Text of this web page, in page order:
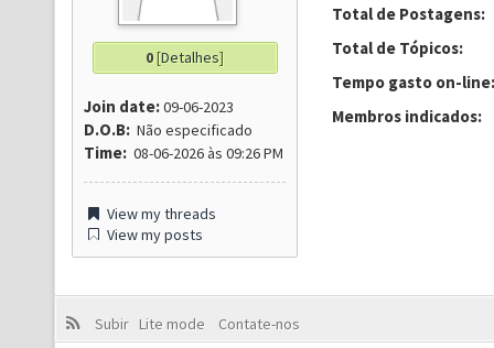
0[Detalhes]
Join date:09-06-2023
D.O.B: Não especificado
Time: 08-06-2026 às 09:26 PM
View my threads
View my posts
Total de Postagens:
Total de Tópicos:
Tempo gasto on-line:
Membros indicados:
Subir Lite mode
Contate-nos